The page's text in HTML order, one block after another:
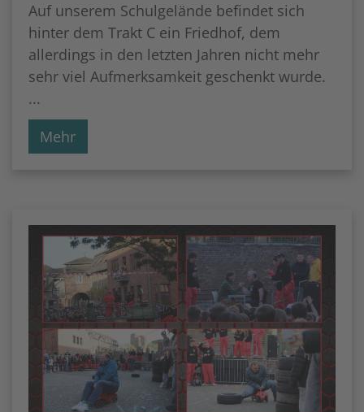
Auf unserem Schulgelände befindet sich
hinter dem Trakt C ein Friedhof, dem
allerdings in den letzten Jahren nicht mehr
sehr viel Aufmerksamkeit geschenkt wurde.
...
Mehr